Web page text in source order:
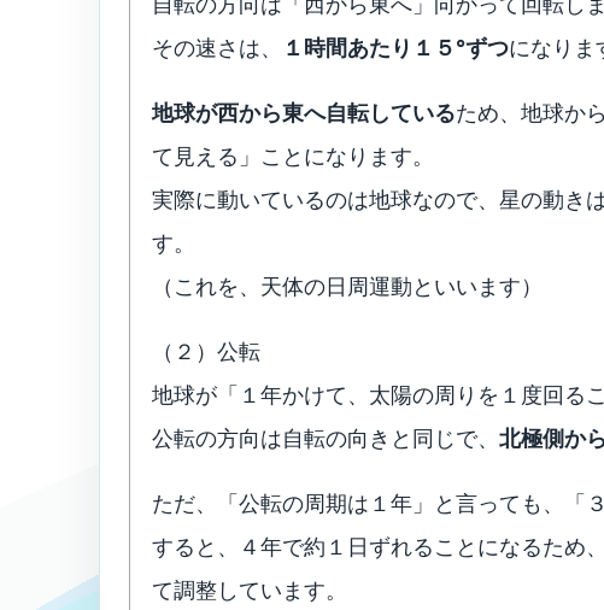
その速さは、
１時間あたり１５°ずつになりま
地球が西から東へ自転しているため、地球か
て見える」ことになります。
実際に動いているのは地球なので、星の動き
す。
（これを、天体の日周運動といいます）
（２）公転
地球が「１年かけて、太陽の周りを１度回る
公転の方向は自転の向きと同じで、 北極側か
ただ、「公転の周期は１年」と言っても、「
すると、４年で約１日ずれることになるため
て調整しています。